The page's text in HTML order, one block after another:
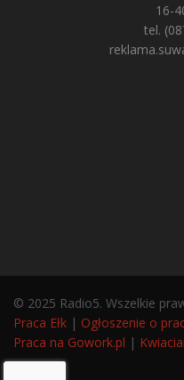
16-
tel.
© 2025 Radio5. Wszelkie
Praca Ełk | Ogłoszenie o
Praca na Gowork.pl |